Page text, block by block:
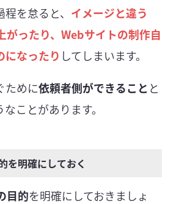
を怠ると、 イメージと違う
がったり、Webサイトの制作自
になったり してしまいます。
ために依頼者側ができることと
ことがあります。
を明確にしておく
目的を明確にしておきましょ